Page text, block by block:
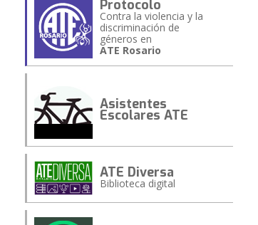
Protocolo
Contra la violencia y la
discriminación de
géneros en
ATE Rosario
Asistentes
Escolares ATE
ATE Diversa
Biblioteca digital